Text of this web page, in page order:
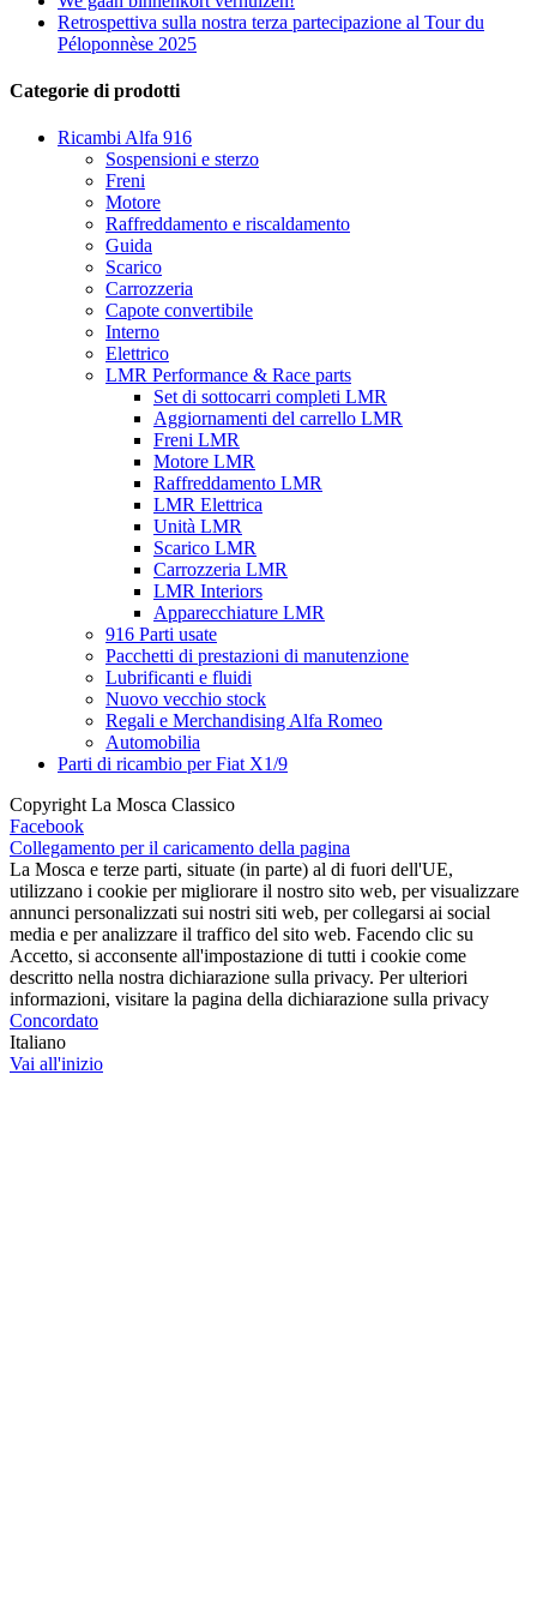
Retrospettiva sulla nostra terza partecipazione al Tour du
Péloponnèse 2025
Categorie di prodotti
Ricambi Alfa 916
Sospensioni e sterzo
Freni
Motore
Raffreddamento e riscaldamento
Guida
Scarico
Carrozzeria
Capote convertibile
Interno
Elettrico
LMR Performance & Race parts
Set di sottocarri completi LMR
Aggiornamenti del carrello LMR
Freni LMR
Motore LMR
Raffreddamento LMR
LMR Elettrica
Unità LMR
Scarico LMR
Carrozzeria LMR
LMR Interiors
Apparecchiature LMR
916 Parti usate
Pacchetti di prestazioni di manutenzione
Lubrificanti e fluidi
Nuovo vecchio stock
Regali e Merchandising Alfa Romeo
Automobilia
Parti di ricambio per Fiat X1/9
Copyright La Mosca Classico
Facebook
Collegamento per il caricamento della pagina
La Mosca e terze parti, situate (in parte) al di fuori dell'UE,
utilizzano i cookie per migliorare il nostro sito web, per visualizzare
annunci personalizzati sui nostri siti web, per collegarsi ai social
media e per analizzare il traffico del sito web. Facendo clic su
Accetto, si acconsente all'impostazione di tutti i cookie come
descritto nella nostra dichiarazione sulla privacy. Per ulteriori
informazioni, visitare la pagina della dichiarazione sulla privacy
Concordato
Italiano
Vai all'inizio